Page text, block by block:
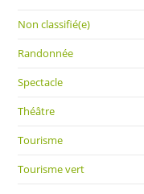
Non classifié(e)
Randonnée
Spectacle
Théâtre
Tourisme
Tourisme vert